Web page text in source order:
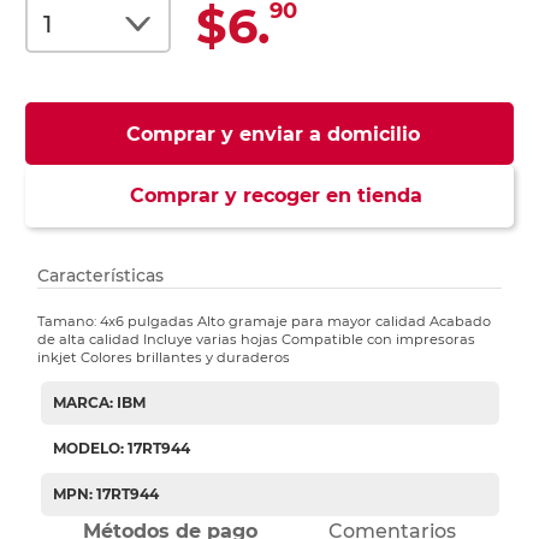
$6.90
Comprar y enviar a domicilio
Comprar y recoger en tienda
Características
Tamano: 4x6 pulgadas Alto gramaje para mayor calidad Acabado
de alta calidad Incluye varias hojas Compatible con impresoras
inkjet Colores brillantes y duraderos
MARCA: IBM
MODELO: 17RT944
MPN: 17RT944
Métodos de pago Comentarios